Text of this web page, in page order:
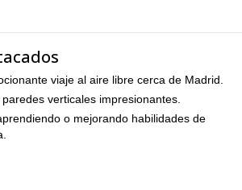
viaje al aire libre cerca de Madrid.
verticales impresionantes.
o mejorando habilidades de